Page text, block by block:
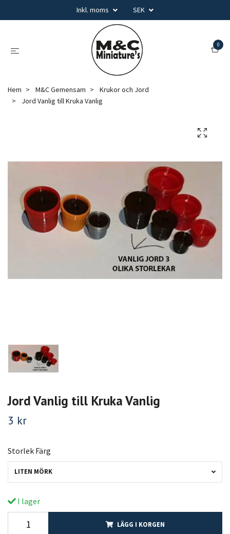
Inkl. moms SEK
0
Hem M&C Gemensam
Krukor och Jord
Jord Vanlig till Kruka Vanlig
Jord Vanlig till Kruka Vanlig
3 kr
Storlek Färg
LITEN MÖRK
I lager
LÄGG I KORGEN